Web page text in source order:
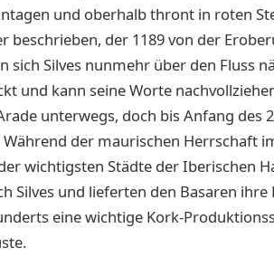
und oberhalb thront in roten
beschrieben, der 1189 von der
sich Silves nunmehr über den Fluss
und kann seine Worte
unterwegs, doch bis Anfang des
der maurischen Herrschaft
wichtigsten Städte der Iberischen
Silves und lieferten den Basaren
eine wichtige Kork-